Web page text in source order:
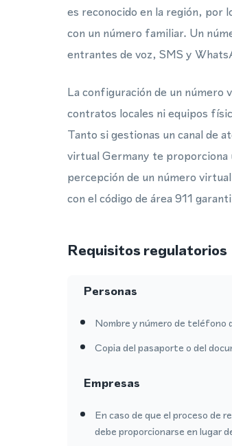
es reconocido en la región, por
con un número familiar. Un
entrantes de voz, SMS y
La configuración de un
contratos locales ni equipos
Tanto si gestionas un canal de
virtual Germany te proporciona
percepción de un número
con el código de área 911
Requisitos regulatorios
Personas
Nombre y número de teléfono
Copia del pasaporte o del
Empresas
En caso de que el proceso de
debe proporcionarse en lugar